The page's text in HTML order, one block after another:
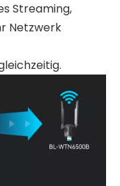
Streaming,
Netzwerk